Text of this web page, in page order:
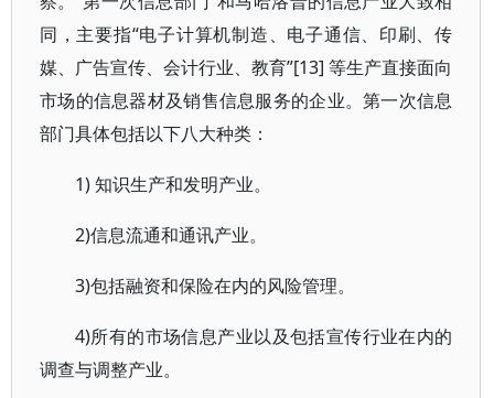
同，主要指“电子计算机制造、电子通信、印刷、传
媒、广告宣传、会计行业、教育”[13] 等生产直接面向
市场的信息器材及销售信息服务的企业。第一次信息
部门具体包括以下八大种类：
1) 知识生产和发明产业。
2)信息流通和通讯产业。
3)包括融资和保险在内的风险管理。
4)所有的市场信息产业以及包括宣传行业在内的
调查与调整产业。